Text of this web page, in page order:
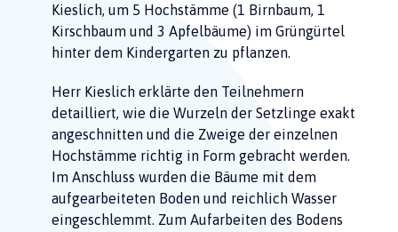
Kieslich, um 5 Hochstämme (1 Birnbaum, 1
Kirschbaum und 3 Apfelbäume) im Grüngürtel
hinter dem Kindergarten zu pflanzen.
Herr Kieslich erklärte den Teilnehmern
detailliert, wie die Wurzeln der Setzlinge exakt
angeschnitten und die Zweige der einzelnen
Hochstämme richtig in Form gebracht werden.
Im Anschluss wurden die Bäume mit dem
aufgearbeiteten Boden und reichlich Wasser
eingeschlemmt. Zum Aufarbeiten des Bodens